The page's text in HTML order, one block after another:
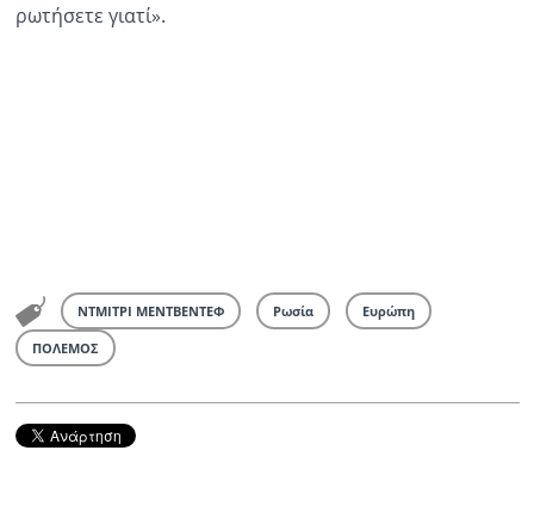
ρωτήσετε γιατί».
ΝΤΜΙΤΡΙ ΜΕΝΤΒΕΝΤΕΦ Ρωσία Ευρώπη
ΠΟΛΕΜΟΣ